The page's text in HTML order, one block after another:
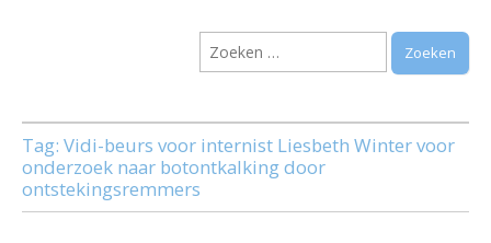
Vereniging
Arnhem e.o.
Zoeken
naar:
Tag: Vidi-beurs voor internist Liesbeth Winter voor
onderzoek naar botontkalking door
ontstekingsremmers